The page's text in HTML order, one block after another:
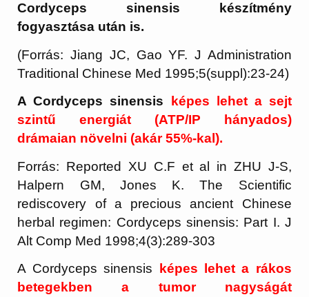
Cordyceps sinensis készítmény
fogyasztása után is.
(Forrás: Jiang JC, Gao YF. J Administration
Traditional Chinese Med 1995;5(suppl):23-24)
A Cordyceps sinensis
képes lehet a sejt
szintű energiát (ATP/IP hányados)
drámaian növelni (akár 55%-kal).
Forrás: Reported XU C.F et al in ZHU J-S,
Halpern GM, Jones K. The Scientific
rediscovery of a precious ancient Chinese
herbal regimen: Cordyceps sinensis: Part I. J
Alt Comp Med 1998;4(3):289-303
A Cordyceps sinensis
képes lehet a rákos
betegekben a tumor nagyságát